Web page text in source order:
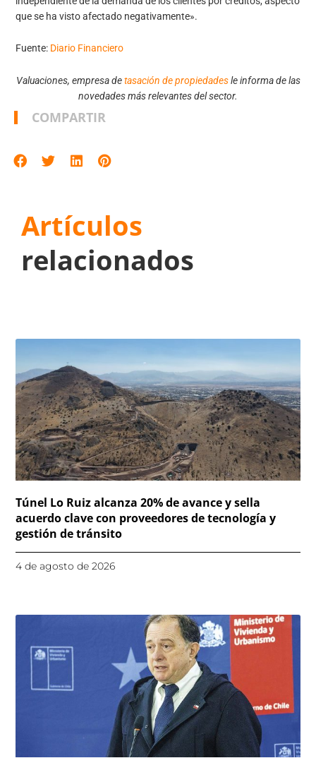
que se ha visto afectado negativamente».
Fuente: Diario Financiero
Valuaciones, empresa detasación de propiedadesle informa de las
novedades más relevantes del sector.
COMPARTIR
Artículos
relacionados
Túnel Lo Ruiz alcanza 20% de avance y sella
acuerdo clave con proveedores de tecnología y
gestión de tránsito
4 de agosto de 2026